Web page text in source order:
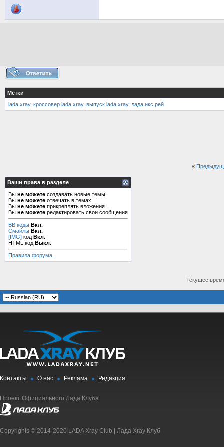
Метки
lada xray, кроссовер lada xray, выпуск lada xray, лада икс рей
«
Ваши права в разделе
Вы не можете создавать новые темы
Вы не можете отвечать в темах
Вы не можете прикреплять вложения
Вы не можете редактировать свои сообщения
BB коды Вкл.
Смайлы Вкл.
[IMG] код Вкл.
HTML код Выкл.
Правила форума
Текущее
Контакты О нас Реклама Редакция
Проект Официального Лада Клуба
Copyrights © 2014-2020 LADA Xray Club | Лада Xray Клуб